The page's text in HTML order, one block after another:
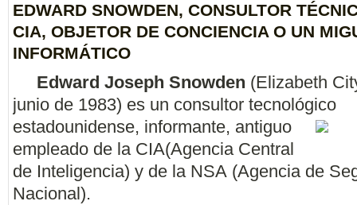
EDWARD SNOWDEN, CONSULTOR
CIA, OBJETOR DE CONCIENCIA O UN
INFORMÁTICO
Edward Joseph Snowden (Elizabeth
junio de 1983) es un consultor tecnológico
estadounidense, informante, antiguo
empleado de la CIA(Agencia Central
de Inteligencia) y de la NSA (Agencia de
Nacional).